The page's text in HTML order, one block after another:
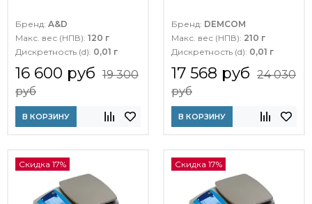
Бренд: A&D
Макс. вес (НПВ): 120 г
Дискретность (d): 0,01 г
16 600 руб 19 300
руб
В КОРЗИНУ
Бренд: DEMCOM
Макс. вес (НПВ): 210 г
Дискретность (d): 0,01 г
17 568 руб 24 030
руб
В КОРЗИНУ
Скидка 17% Скидка 17%